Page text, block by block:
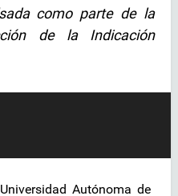
como parte de la
de la Indicación
Autónoma de